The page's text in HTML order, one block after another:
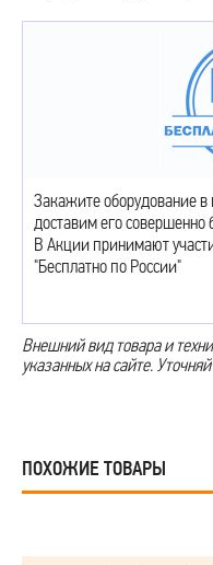
Закажите оборудование
доставим его совершенно
В Акции принимают
"Бесплатно по России"
Внешний вид товара и
указанных на сайте.
ПОХОЖИЕ ТОВАРЫ